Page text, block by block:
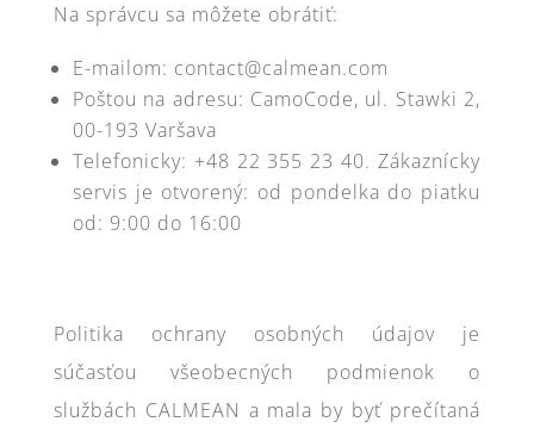
Na správcu sa môžete obrátiť:
E-mailom: contact@calmean.com
Poštou na adresu: CamoCode, ul. Stawki 2,
00-193 Varšava
Telefonicky: +48 22 355 23 40. Zákaznícky
servis je otvorený: od pondelka do piatku
od: 9:00 do 16:00
Politika ochrany osobných údajov je
súčasťou všeobecných podmienok o
službách CALMEAN a mala by byť prečítaná